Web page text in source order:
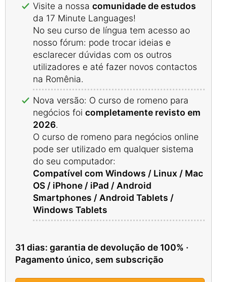
Visite a nossa comunidade de estudos
da 17 Minute Languages!
No seu curso de língua tem acesso ao
nosso fórum: pode trocar ideias e
esclarecer dúvidas com os outros
utilizadores e até fazer novos contactos
na Romênia.
Nova versão: O curso de romeno para
negócios foi completamente revisto em
2026.
O curso de romeno para negócios online
pode ser utilizado em qualquer sistema
do seu computador:
Compatível com Windows / Linux / Mac
OS / iPhone / iPad / Android
Smartphones / Android Tablets /
Windows Tablets
31 dias: garantia de devolução de 100% ·
Pagamento único, sem subscrição